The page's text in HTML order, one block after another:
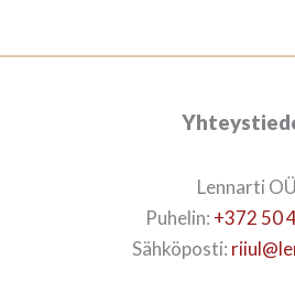
Lennarti OÜ
Puhelin: +372 50
Sähköposti: